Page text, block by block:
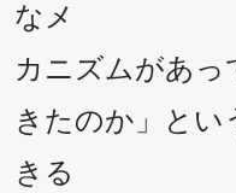
なメ
カニズムがあっ
きたのか」と
きる